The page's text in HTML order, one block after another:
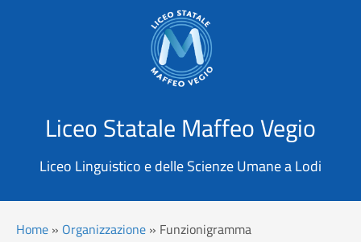
Liceo Statale Maffeo Vegio
Liceo Linguistico e delle Scienze Umane a Lodi
Cerca
Home» Organizzazione» Funzionigramma